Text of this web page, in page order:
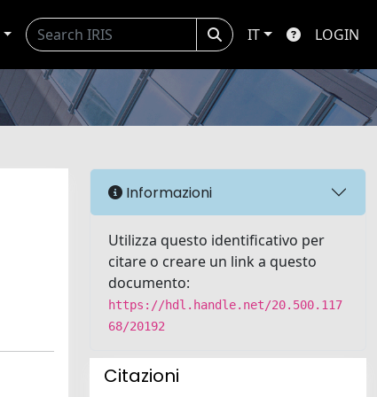
IT LOGIN
Informazioni
Utilizza questo identificativo per
citare o creare un link a questo
documento:
https://hdl.handle.net/20.500.117
68/20192
Citazioni